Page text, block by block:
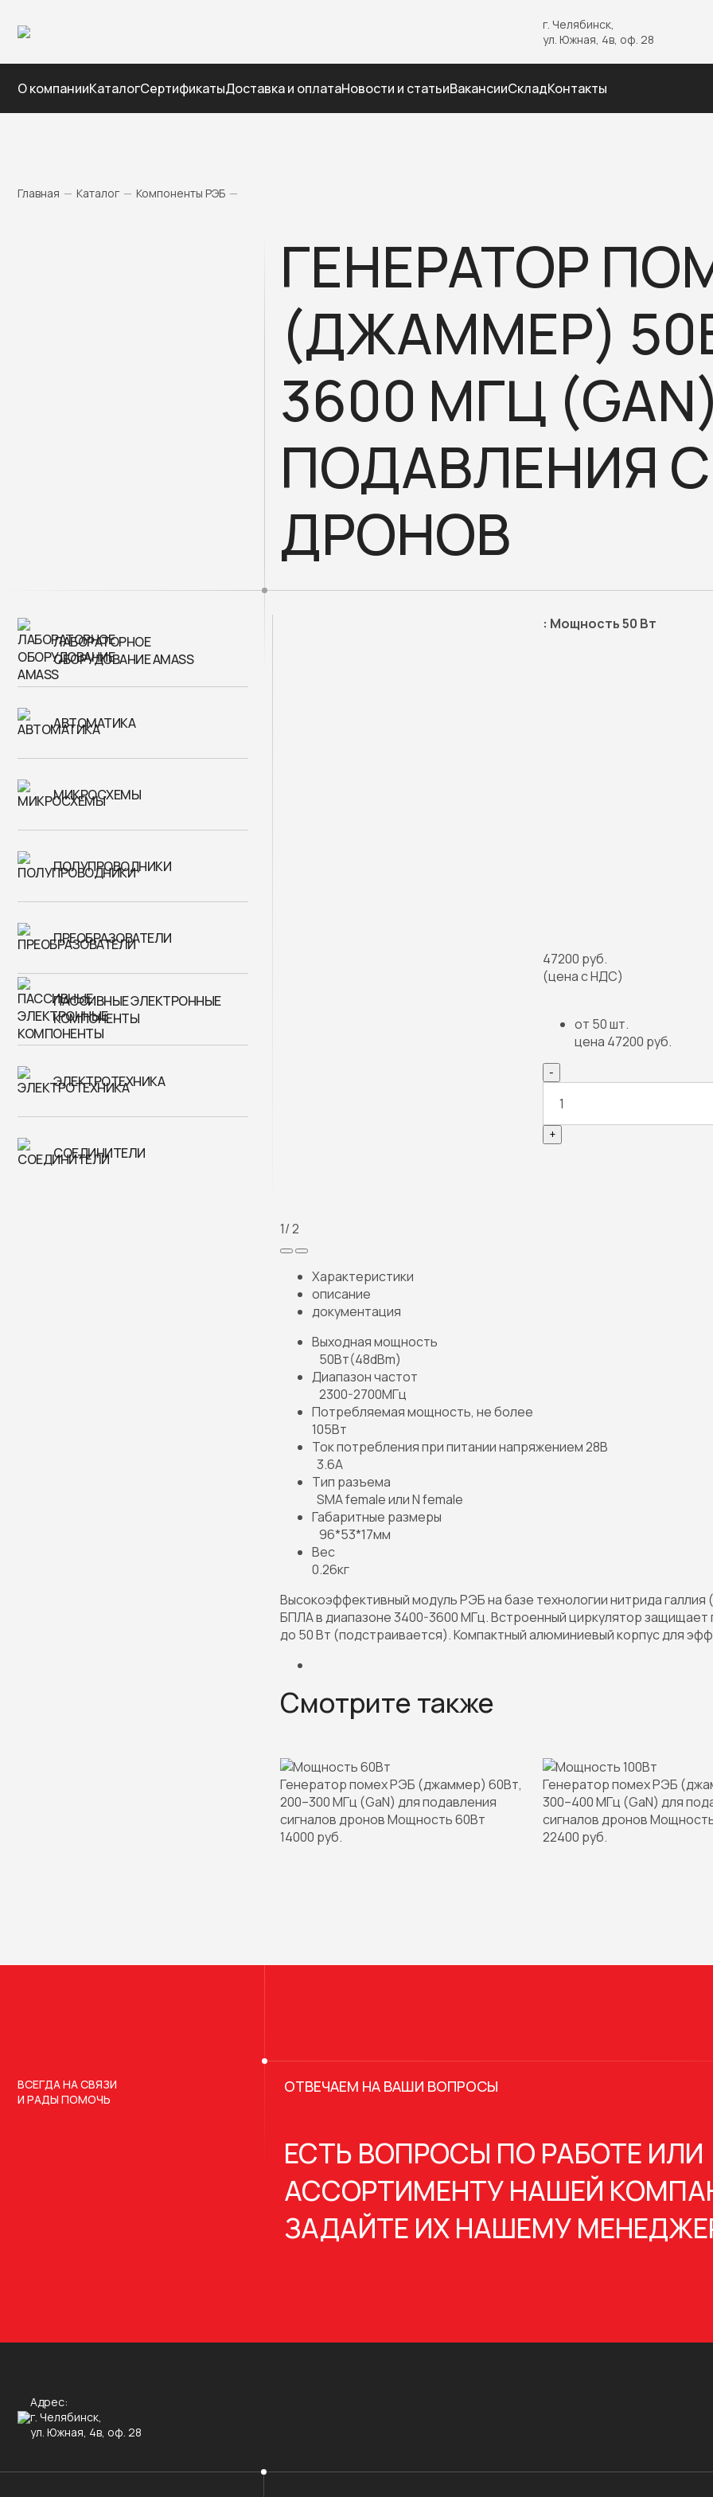
г. Челябинск,
ул. Южная, 4в, оф. 28
О компанииКаталогСертификатыДоставка и оплатаНовости и статьиВакансииСкладКонтакты
Главная — Каталог — Компоненты РЭБ —
ГЕНЕРАТОР
(ДЖАММЕР)
3600 МГЦ
ПОДАВЛЕНИЯ
ДРОНОВ
ЛАБОРАТОРНОЕ
ОБОРУДОВАНИЕ AMASS
АВТОМАТИКА
МИКРОСХЕМЫ
ПОЛУПРОВОДНИКИ
ПРЕОБРАЗОВАТЕЛИ
ПАССИВНЫЕ ЭЛЕКТРОННЫЕ
КОМПОНЕНТЫ
ЭЛЕКТРОТЕХНИКА
СОЕДИНИТЕЛИ
1/ 2
: Мощность 50 Вт
47200 руб.
(цена с НДС)
от 50 шт.
цена 47200 руб.
-
+
Характеристики
описание
документация
Выходная мощность
50Вт(48dBm)
Диапазон частот
2300-2700МГц
Потребляемая мощность, не более
105Вт
Ток потребления при питании напряжением 28В
3.6A
Тип разъема
SMA female или N female
Габаритные размеры
96*53*17мм
Вес
0.26кг
Высокоэффективный модуль РЭБ на базе технологии нитрида галлия
БПЛА в диапазоне 3400-3600 МГц. Встроенный циркулятор
до 50 Вт (подстраивается). Компактный алюминиевый корпус для
Смотрите также
Генератор помех РЭБ (джаммер) 60Вт,
200–300 МГц (GaN) для подавления
сигналов дронов Мощность 60Вт
14000 руб.
Генератор помех РЭБ
300–400 МГц (GaN) для
сигналов дронов
22400 руб.
ВСЕГДА НА СВЯЗИ
И РАДЫ ПОМОЧЬ
ОТВЕЧАЕМ НА ВАШИ ВОПРОСЫ
ЕСТЬ ВОПРОСЫ ПО РАБОТЕ ИЛИ
АССОРТИМЕНТУ НАШЕЙ
ЗАДАЙТЕ ИХ НАШЕМУ
Адрес:
г. Челябинск,
ул. Южная, 4в, оф. 28